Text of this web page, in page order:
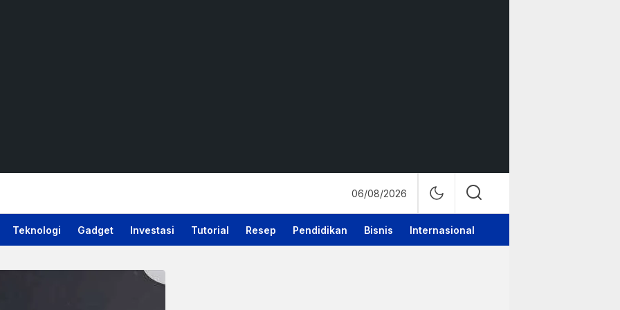
06/08/2026
Teknologi Gadget Investasi Tutorial Resep Pendidikan Bisnis Internasional